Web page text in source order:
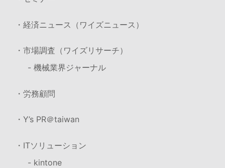
・経済ニュース（ワイズニュース）
・市場調査（ワイズリサーチ）
- 機械業界ジャーナル
・労務顧問
・Y’s PR＠taiwan
・ITソリューション
- kintone